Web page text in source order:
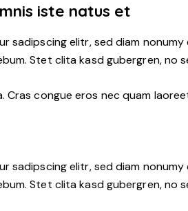
iste natus et
sadipscing elitr, sed diam
Stet clita kasd gubergren, no
Cras congue eros nec quam
sadipscing elitr, sed diam
Stet clita kasd gubergren, no